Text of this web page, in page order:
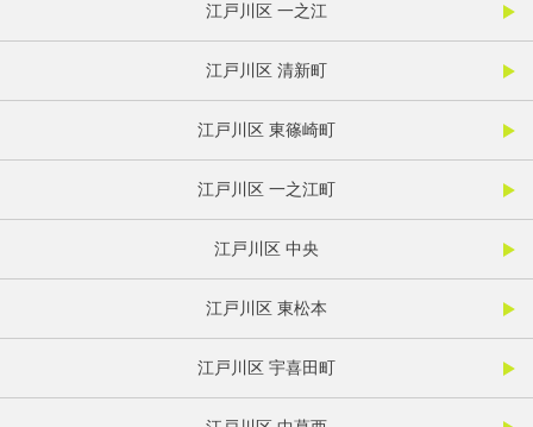
江戸川区 一之江
江戸川区 清新町
江戸川区 東篠崎町
江戸川区 一之江町
江戸川区 中央
江戸川区 東松本
江戸川区 宇喜田町